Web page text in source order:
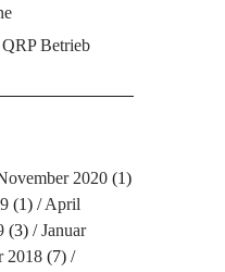
Betrieb
2020(1)
(1)
April
(3)
Januar
2018(7)